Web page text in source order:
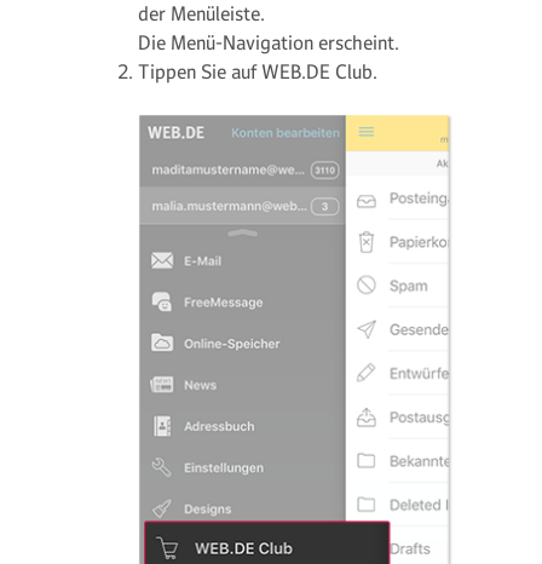
der Menüleiste.
Die Menü-Navigation erscheint.
Tippen Sie auf WEB.DE Club.